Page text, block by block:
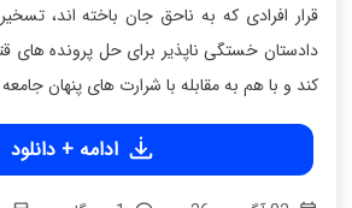
قرار افرادی که به ناحق جان باخته اند،
دادستان خستگی ناپذیر برای حل پرونده
کند و با هم به مقابله با شرارت های پنهان
ادامه + دانلود